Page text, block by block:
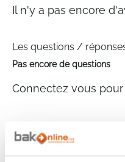
Il n'y a pas encore
Les questions /
Pas encore de questions
Connectez vous